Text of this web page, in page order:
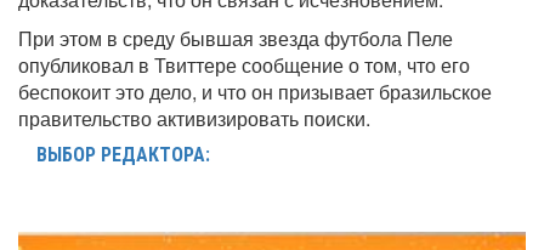
При этом в среду бывшая звезда футбола Пеле
опубликовал в Твиттере сообщение о том, что его
беспокоит это дело, и что он призывает бразильское
правительство активизировать поиски.
ВЫБОР РЕДАКТОРА: